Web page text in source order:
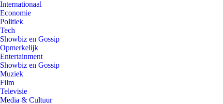
Internationaal
Economie
Politiek
Tech
Showbiz en Gossip
Opmerkelijk
Entertainment
Showbiz en Gossip
Muziek
Film
Televisie
Media & Cultuur